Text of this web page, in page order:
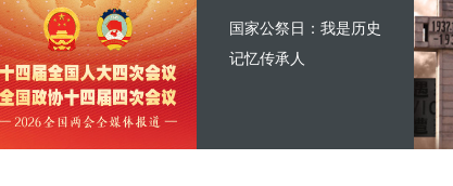
国家公祭日：我是历史
记忆传承人